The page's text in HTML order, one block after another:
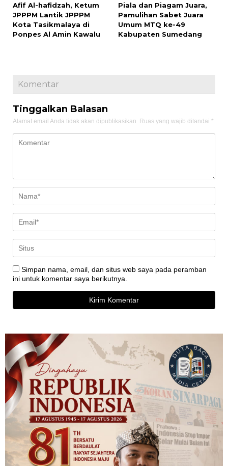
Afif Al-hafidzah, Ketum
JPPPM Lantik JPPPM
Kota Tasikmalaya di
Ponpes Al Amin Kawalu
Piala dan Piagam Juara,
Pamulihan Sabet Juara
Umum MTQ ke-49
Kabupaten Sumedang
Komentar
Tinggalkan Balasan
Alamat email Anda tidak akan dipublikasikan. Ruas yang wajib ditandai *
Simpan nama, email, dan situs web saya pada peramban
ini untuk komentar saya berikutnya.